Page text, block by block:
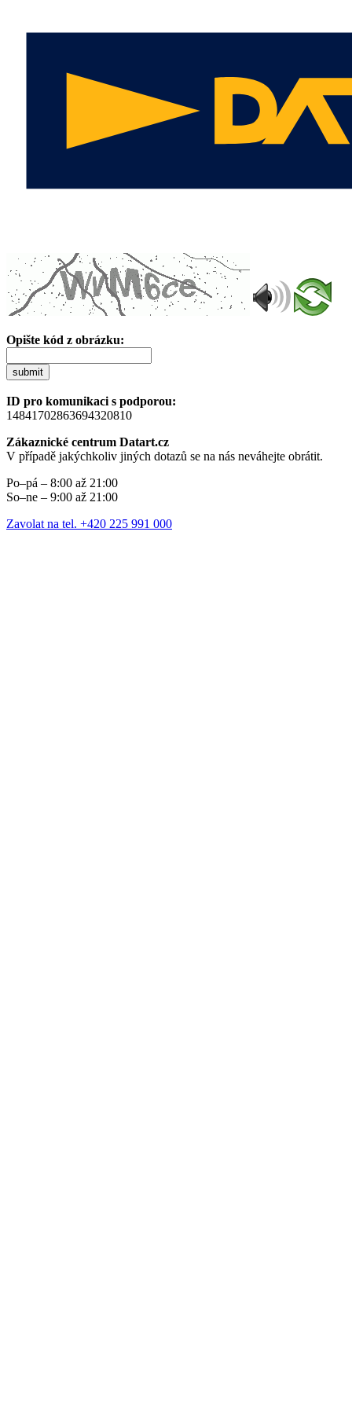
Opište kód z obrázku:
submit
ID pro komunikaci s podporou:
14841702863694320810
Zákaznické centrum Datart.cz
V případě jakýchkoliv jiných dotazů se na nás neváhejte obrátit.
Po–pá – 8:00 až 21:00
So–ne – 9:00 až 21:00
Zavolat na tel. +420 225 991 000